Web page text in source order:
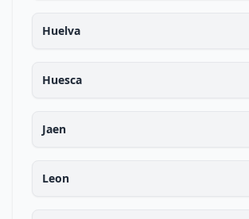
Huelva
Huesca
Jaen
Leon